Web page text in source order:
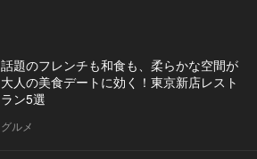
話題のフレンチも和食も、柔らかな空間が
大人の美食デートに効く！東京新店レスト
ラン5選
グルメ